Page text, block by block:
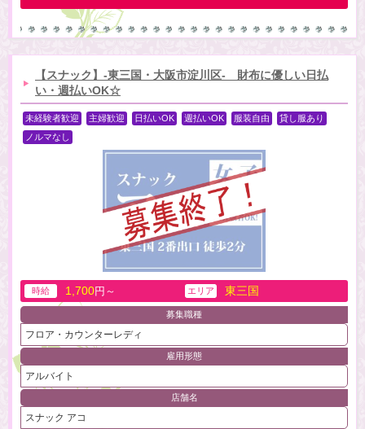
【スナック】-東三国・大阪市淀川区- 財布に優しい日払
い・週払いOK☆
未経験者歓迎 主婦歓迎 日払いOK 週払いOK 服装自由
貸し服あり
ノルマなし
時給 1,700円～ エリア 東三国
募集職種
フロア・カウンターレディ
雇用形態
アルバイト
店舗名
スナック アコ